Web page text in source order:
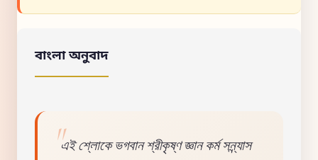
বাংলা অনুবাদ
এই শ্লোকে ভগবান শ্রীকৃষ্ণ জ্ঞান কর্ম সন্ন্যাস